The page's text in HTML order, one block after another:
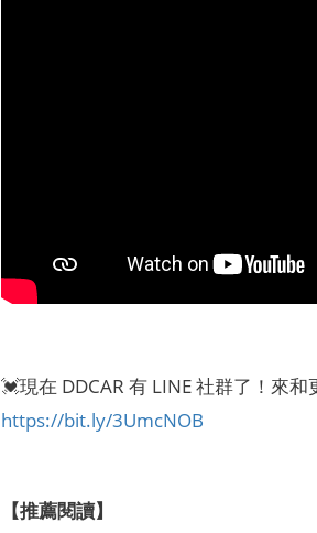
💓現在 DDCAR 有 LINE 社群了！來和
https://bit.ly/3UmcNOB
【推薦閱讀】